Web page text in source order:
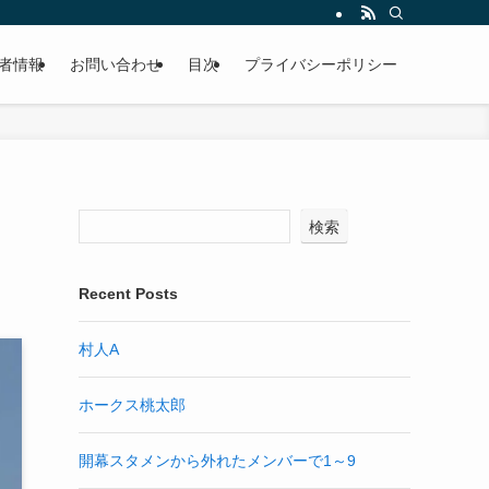
情報 お問い合わせ 目次 プライバシーポリシー
検索
Recent Posts
村人A
ホークス桃太郎
開幕スタメンから外れたメンバーで1～9